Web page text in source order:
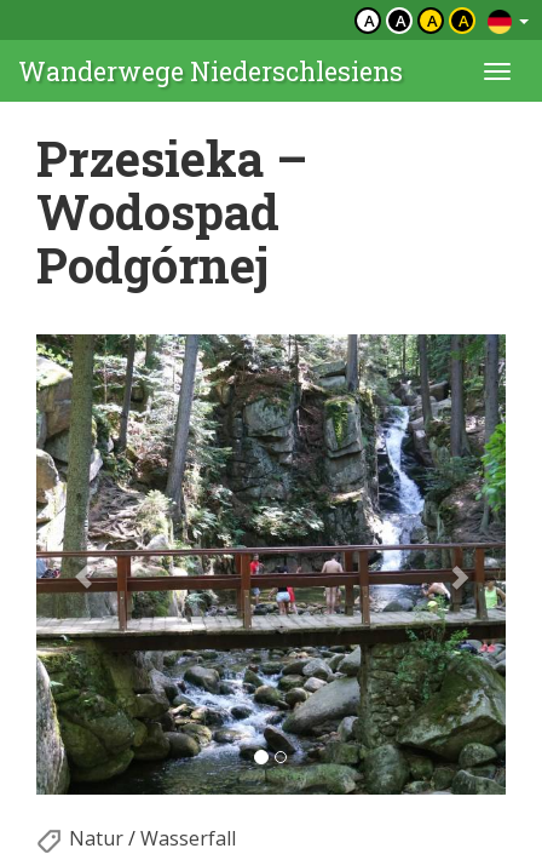
A A A A
Wanderwege Niederschlesiens
Przesieka –
Wodospad
Podgórnej
Natur/Wasserfall